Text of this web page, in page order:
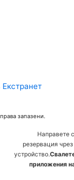
Екстранет
запазени.
Направете
резервация
устройство.
приложения